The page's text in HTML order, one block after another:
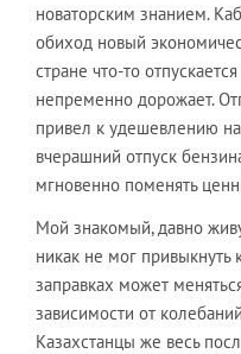
новаторским знанием.
обиход новый
стране что-то
непременно дорожает.
привел к удешевлению
вчерашний отпуск
мгновенно поменять
Мой знакомый, давно
никак не мог привыкнуть
заправках может
зависимости от
Казахстанцы же весь